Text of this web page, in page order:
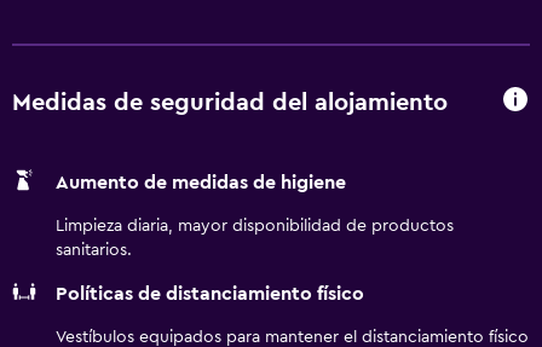
con cabezal de ducha con hidromasaje, artículos de
esparcimiento en este hotel incluyen una piscina cubierta
esparcimiento que se indican más abajo en las
aplique un recargo).
Medidas de seguridad del alojamiento
Aumento de medidas de higiene
Limpieza diaria, mayor disponibilidad de productos
sanitarios.
Políticas de distanciamiento físico
Vestíbulos equipados para mantener el distanciamiento físico